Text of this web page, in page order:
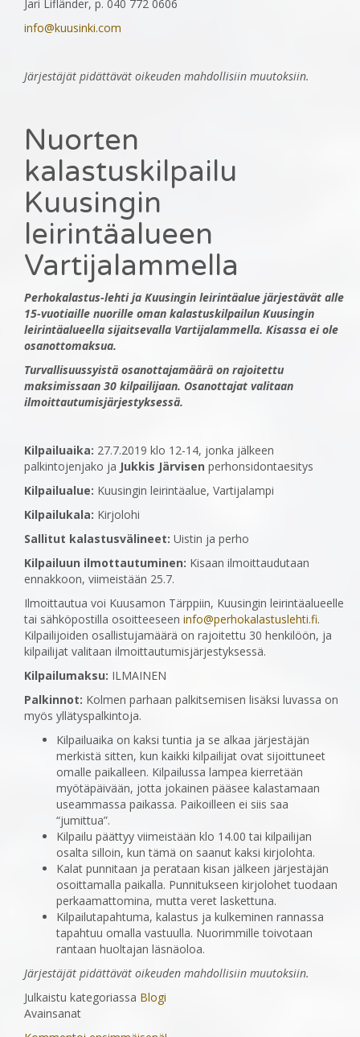
Jari Lifländer, p. 040 772 0606
info@kuusinki.com
Järjestäjät pidättävät oikeuden mahdollisiin muutoksiin.
Nuorten
kalastuskilpailu
Kuusingin
leirintäalueen
Vartijalammella
Perhokalastus-lehti ja Kuusingin leirintäalue järjestävät alle
15-vuotiaille nuorille oman kalastuskilpailun Kuusingin
leirintäalueella sijaitsevalla Vartijalammella. Kisassa ei ole
osanottomaksua.
Turvallisuussyistä osanottajamäärä on rajoitettu
maksimissaan 30 kilpailijaan. Osanottajat valitaan
ilmoittautumisjärjestyksessä.
Kilpailuaika: 27.7.2019 klo 12-14, jonka jälkeen
palkintojenjako ja Jukkis Järvisen perhonsidontaesitys
Kilpailualue: Kuusingin leirintäalue, Vartijalampi
Kilpailukala: Kirjolohi
Sallitut kalastusvälineet: Uistin ja perho
Kilpailuun ilmottautuminen: Kisaan ilmoittaudutaan
ennakkoon, viimeistään 25.7.
Ilmoittautua voi Kuusamon Tärppiin, Kuusingin leirintäalueelle
tai sähköpostilla osoitteeseen info@perhokalastuslehti.fi.
Kilpailijoiden osallistujamäärä on rajoitettu 30 henkilöön, ja
kilpailijat valitaan ilmoittautumisjärjestyksessä.
Kilpailumaksu: ILMAINEN
Palkinnot: Kolmen parhaan palkitsemisen lisäksi luvassa on
myös yllätyspalkintoja.
Kilpailuaika on kaksi tuntia ja se alkaa järjestäjän
merkistä sitten, kun kaikki kilpailijat ovat sijoittuneet
omalle paikalleen. Kilpailussa lampea kierretään
myötäpäivään, jotta jokainen pääsee kalastamaan
useammassa paikassa. Paikoilleen ei siis saa
“jumittua”.
Kilpailu päättyy viimeistään klo 14.00 tai kilpailijan
osalta silloin, kun tämä on saanut kaksi kirjolohta.
Kalat punnitaan ja perataan kisan jälkeen järjestäjän
osoittamalla paikalla. Punnitukseen kirjolohet tuodaan
perkaamattomina, mutta veret laskettuna.
Kilpailutapahtuma, kalastus ja kulkeminen rannassa
tapahtuu omalla vastuulla. Nuorimmille toivotaan
rantaan huoltajan läsnäoloa.
Järjestäjät pidättävät oikeuden mahdollisiin muutoksiin.
Julkaistu kategoriassa Blogi
Avainsanat